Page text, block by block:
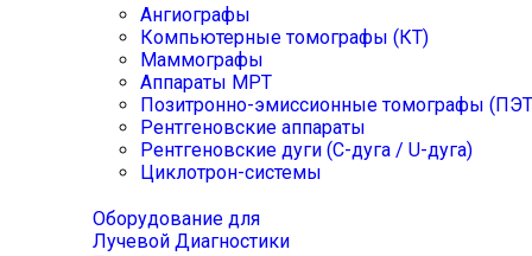
Ангиографы
Компьютерные томографы (КТ)
Маммографы
Аппараты МРТ
Позитронно-эмиссионные томографы
Рентгеновские аппараты
Рентгеновские дуги (С-дуга / U-дуга)
Циклотрон-системы
Оборудование для
Лучевой Диагностики